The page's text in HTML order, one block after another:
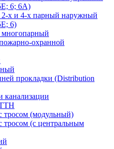
6; 6А)
2-х и 4-х парный наружный
6)
многопарный
охранной
прокладки (Distribution
канализации
тросом (модульный)
тросом (с центральным